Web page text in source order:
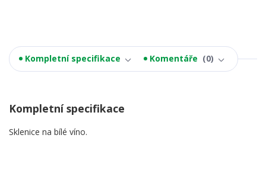
Kompletní specifikace Komentáře 0
Kompletní specifikace
Sklenice na bílé víno.